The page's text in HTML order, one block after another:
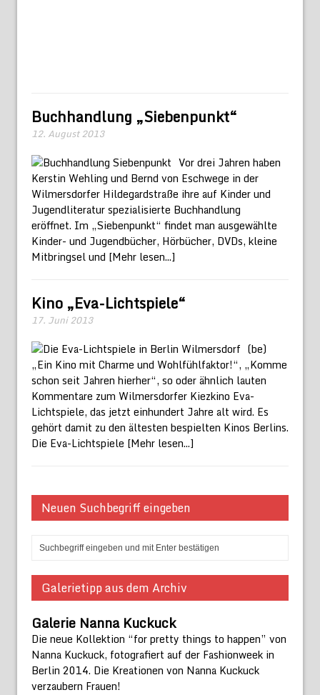
Buchhandlung „Siebenpunkt“
12. August 2013
Vor drei Jahren haben
Kerstin Wehling und Bernd von Eschwege in der
Wilmersdorfer Hildegardstraße ihre auf Kinder und
Jugendliteratur spezialisierte Buchhandlung
eröffnet. Im „Siebenpunkt“ findet man ausgewählte
Kinder- und Jugendbücher, Hörbücher, DVDs, kleine
Mitbringsel und [Mehr lesen...]
Kino „Eva-Lichtspiele“
17. Juni 2013
(be)
„Ein Kino mit Charme und Wohlfühlfaktor!“, „Komme
schon seit Jahren hierher“, so oder ähnlich lauten
Kommentare zum Wilmersdorfer Kiezkino Eva-
Lichtspiele, das jetzt einhundert Jahre alt wird. Es
gehört damit zu den ältesten bespielten Kinos Berlins.
Die Eva-Lichtspiele [Mehr lesen...]
Neuen Suchbegriff eingeben
Galerietipp aus dem Archiv
Galerie Nanna Kuckuck
Die neue Kollektion “for pretty things to happen” von
Nanna Kuckuck, fotografiert auf der Fashionweek in
Berlin 2014. Die Kreationen von Nanna Kuckuck
verzaubern Frauen!